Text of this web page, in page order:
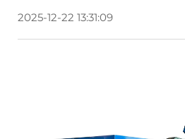
2025-12-22 13:31:09